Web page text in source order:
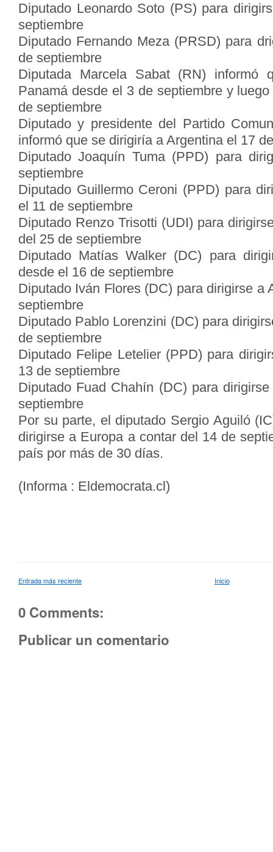
Diputado Leonardo Soto (PS) para
septiembre
Diputado Fernando Meza (PRSD) para
de septiembre
Diputada Marcela Sabat (RN) informó
Panamá desde el 3 de septiembre y
de septiembre
Diputado y presidente del Partido
informó que se dirigiría a Argentina el 17
Diputado Joaquín Tuma (PPD) para
septiembre
Diputado Guillermo Ceroni (PPD) para
el 11 de septiembre
Diputado Renzo Trisotti (UDI) para
del 25 de septiembre
Diputado Matías Walker (DC) para
desde el 16 de septiembre
Diputado Iván Flores (DC) para dirigirse a
septiembre
Diputado Pablo Lorenzini (DC) para
de septiembre
Diputado Felipe Letelier (PPD) para
13 de septiembre
Diputado Fuad Chahín (DC) para
septiembre
Por su parte, el diputado Sergio Aguiló
dirigirse a Europa a contar del 14 de
país por más de 30 días.
(Informa : Eldemocrata.cl)
Entrada más reciente Inicio
0 Comments:
Publicar un comentario